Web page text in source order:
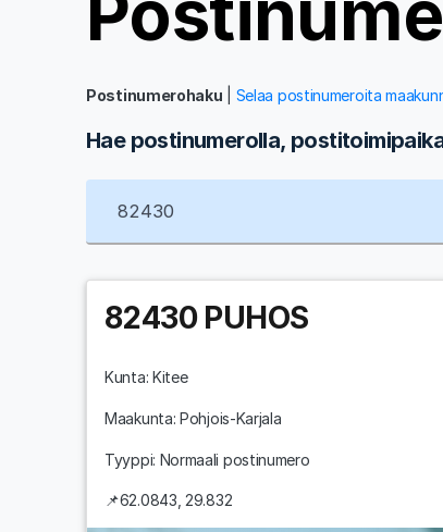
Postinumerohaku Selaa postinumeroita
Hae postinumerolla,
82430 PUHOS
Kunta: Kitee
Maakunta: Pohjois-Karjala
Tyyppi: Normaali postinumero
📌62.0843,29.832